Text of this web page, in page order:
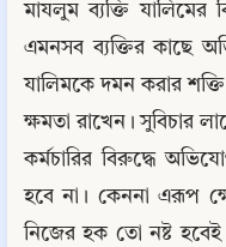
মাযলুম ব্যক্তি যালিমের
এমনসব ব্যক্তির কাছে
যালিমকে দমন করার শক্তি
ক্ষমতা রাখেন। সুবিচার
কর্মচারির বিরুদ্ধে
হবে না। কেননা এরূপ
নিজের হক তো নষ্ট হবেই